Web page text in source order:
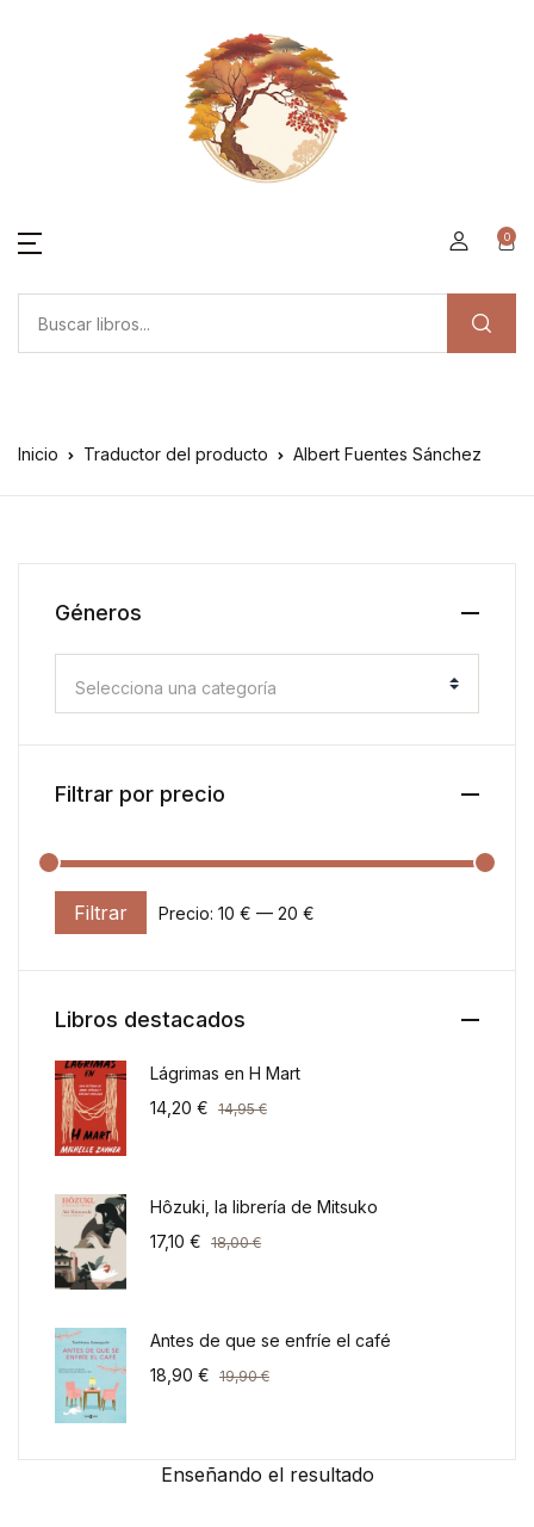
0
Inicio Traductor del producto Albert Fuentes Sánchez
Enseñando el resultado
Géneros
Selecciona una categoría
Filtrar por precio
Precio mínimo
Precio máximo
Filtrar Precio: 10 € — 20 €
Libros destacados
Lágrimas en H Mart
14,20 € 14,95€
Hôzuki, la librería de Mitsuko
17,10 € 18,00€
Antes de que se enfríe el café
18,90 € 19,90€